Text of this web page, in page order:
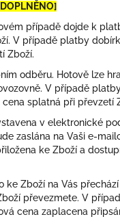
případě dojde k
V případě platby
Zboží.
odběru. Hotově lze
V případě
splatná při převzetí
v elektronické
zaslána na Vaši e-
ke Zboží a
ke Zboží na Vás
převezmete. V
cena zaplacena